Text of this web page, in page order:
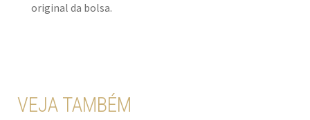
original da bolsa.
VEJA TAMBÉM